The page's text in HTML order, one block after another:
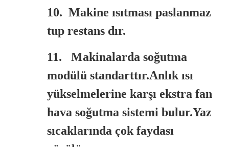
10. Makine ısıtması paslanmaz
tup restans dır.
11. Makinalarda soğutma
modülü standarttır.Anlık ısı
yükselmelerine karşı ekstra fan
hava soğutma sistemi bulur.Yaz
sıcaklarında çok faydası